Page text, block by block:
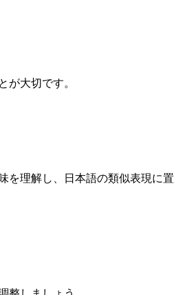
が大切です。
を理解し、日本語の類似表現に置